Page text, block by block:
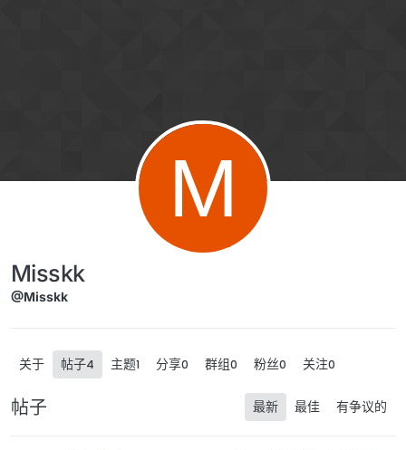
M
Misskk
@Misskk
关于 帖子4 主题1 分享0 群组0 粉丝0 关注0
帖子 最新 最佳 有争议的